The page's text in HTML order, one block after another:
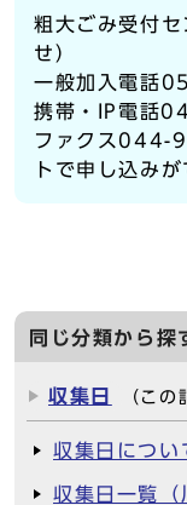
粗大ごみ受付
せ）
一般加入電話
携帯・IP電話
ファクス044-
トで申し込みが
同じ分類から探
収集日 （この
収集日につい
収集日一覧（